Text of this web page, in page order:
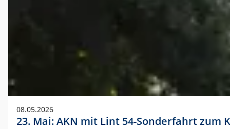
08.05.2026
23. Mai: AKN mit Lint 54-Sonderfahrt